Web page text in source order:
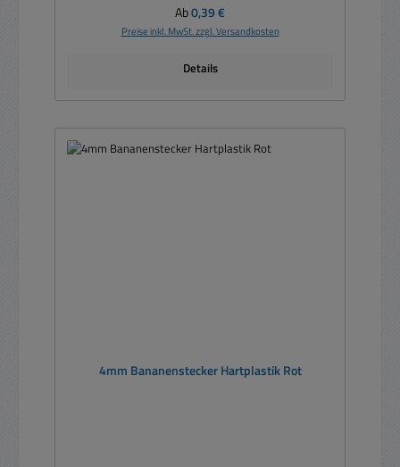
Regulärer Preis:
Ab0,39 €
Preise inkl. MwSt. zzgl. Versandkosten
Details
4mm Bananenstecker Hartplastik Rot